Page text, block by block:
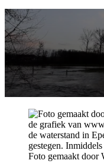
Foto gemaakt door